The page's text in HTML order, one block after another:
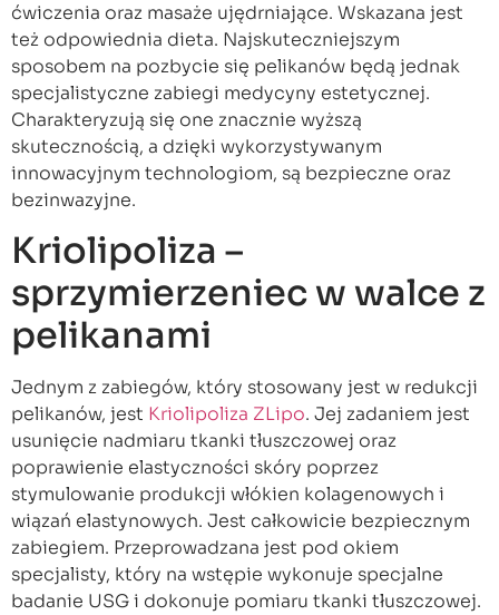
ćwiczenia oraz masaże ujędrniające. Wskazana jest
też odpowiednia dieta. Najskuteczniejszym
sposobem na pozbycie się pelikanów będą jednak
specjalistyczne zabiegi medycyny estetycznej.
Charakteryzują się one znacznie wyższą
skutecznością, a dzięki wykorzystywanym
innowacyjnym technologiom, są bezpieczne oraz
bezinwazyjne.
Kriolipoliza –
sprzymierzeniec w walce z
pelikanami
Jednym z zabiegów, który stosowany jest w redukcji
pelikanów, jest Kriolipoliza ZLipo. Jej zadaniem jest
usunięcie nadmiaru tkanki tłuszczowej oraz
poprawienie elastyczności skóry poprzez
stymulowanie produkcji włókien kolagenowych i
wiązań elastynowych. Jest całkowicie bezpiecznym
zabiegiem. Przeprowadzana jest pod okiem
specjalisty, który na wstępie wykonuje specjalne
badanie USG i dokonuje pomiaru tkanki tłuszczowej.